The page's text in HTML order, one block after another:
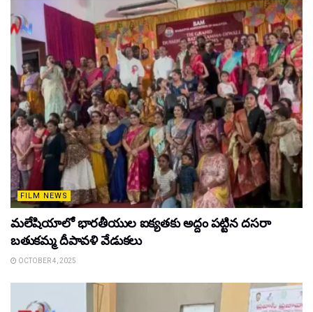
FILM NEWS
మలేషియాలో భారతీయుల ఐక్యతకు అద్దం పట్టిన దసరా
బతుకమ్మ దీపావళి వేడుకలు
OCTOBER 4, 2025